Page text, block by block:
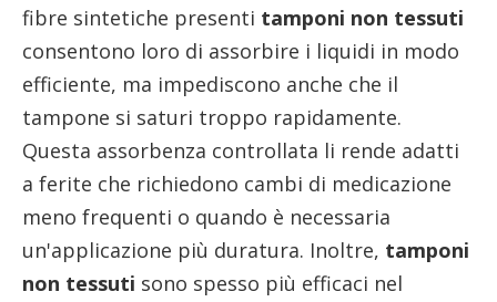
fibre sintetiche presenti tamponi non tessuti
consentono loro di assorbire i liquidi in modo
efficiente, ma impediscono anche che il
tampone si saturi troppo rapidamente.
Questa assorbenza controllata li rende adatti
a ferite che richiedono cambi di medicazione
meno frequenti o quando è necessaria
un'applicazione più duratura. Inoltre, tamponi
non tessuti sono spesso più efficaci nel